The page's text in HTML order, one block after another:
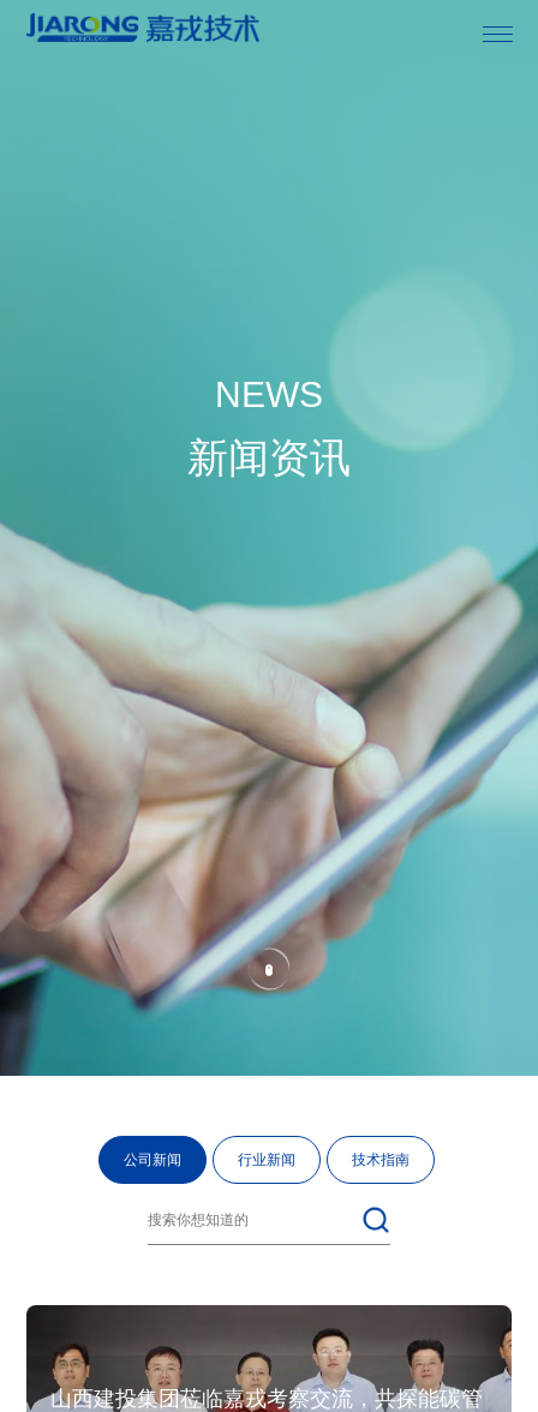
技术支持 
新闻资讯
投资者关系 
NEWS
新闻资讯
公司新闻 行业新闻 技术指南
山西建投集团莅临嘉戎考察交流，共探能碳管